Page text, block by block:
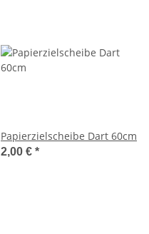
Papierzielscheibe Dart 60cm
2,00 € *